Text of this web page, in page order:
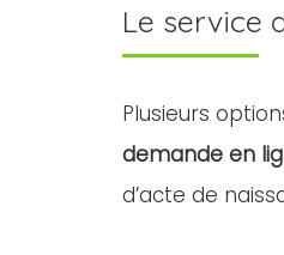
Le service
Plusieurs
demande en
d’acte de